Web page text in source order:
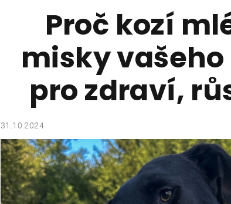
Proč kozí
misky
pro zdraví,
31.10.2024